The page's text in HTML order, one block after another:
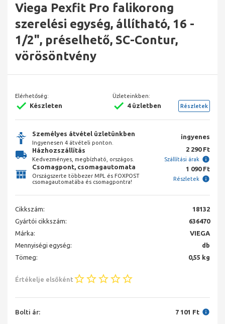
Viega Pexfit Pro falikorong
szerelési egység, állítható, 16 -
1/2", préselhető, SC-Contur,
vörösöntvény
Elérhetőség:
Készleten
Üzleteinkben:
4 üzletben Részletek
Személyes átvétel üzletünkben
Ingyenesen 4 átvételi ponton.
ingyenes
Házhozszállítás
Kedvezményes, megbízható, országos.
2 290 Ft
Szállítási árak
Csomagpont, csomagautomata
Országszerte többezer MPL és FOXPOST
csomagautomatába és csomagpontra!
1 090 Ft
Részletek
Cikkszám:
18132
Gyártói cikkszám:
636470
Márka:
VIEGA
Mennyiségi egység:
db
Tömeg:
0,55 kg
Értékelje elsőként
Bolti ár: 7 101 Ft